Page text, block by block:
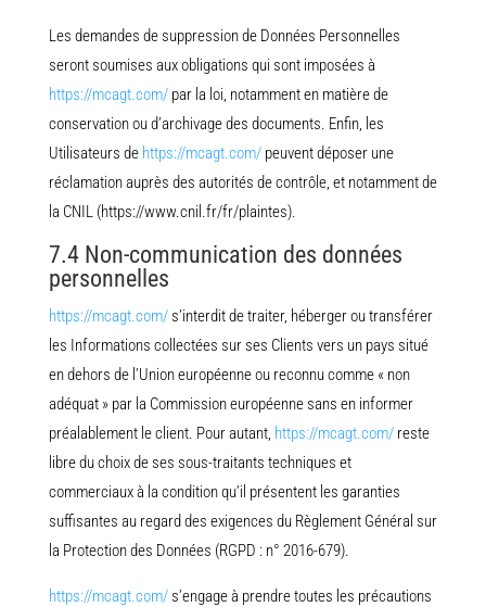
Les demandes de suppression de Données Personnelles
seront soumises aux obligations qui sont imposées à
https://mcagt.com/par la loi, notamment en matière de
conservation ou d’archivage des documents. Enfin, les
Utilisateurs de https://mcagt.com/peuvent déposer une
réclamation auprès des autorités de contrôle, et notamment de
la CNIL (https://www.cnil.fr/fr/plaintes).
7.4 Non-communication des données
personnelles
https://mcagt.com/s’interdit de traiter, héberger ou transférer
les Informations collectées sur ses Clients vers un pays situé
en dehors de l’Union européenne ou reconnu comme « non
adéquat » par la Commission européenne sans en informer
préalablement le client. Pour autant, https://mcagt.com/reste
libre du choix de ses sous-traitants techniques et
commerciaux à la condition qu’il présentent les garanties
suffisantes au regard des exigences du Règlement Général sur
la Protection des Données (RGPD : n° 2016-679).
https://mcagt.com/s’engage à prendre toutes les précautions